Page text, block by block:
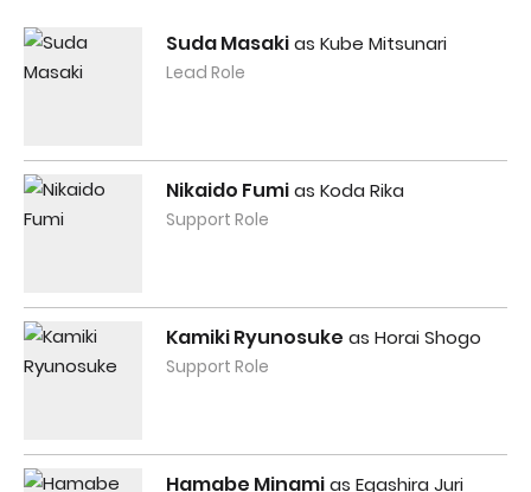
Suda Masakias Kube Mitsunari
Lead Role
Nikaido Fumias Koda Rika
Support Role
Kamiki Ryunosuke as Horai Shogo
Support Role
Hamabe Minamias Egashira Juri